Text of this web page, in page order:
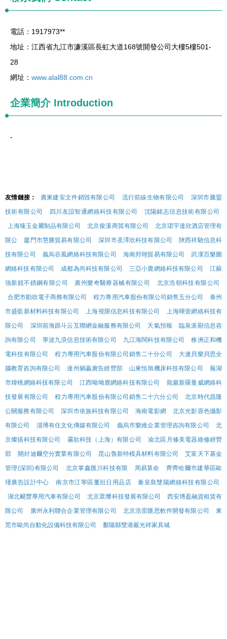
電話：1917973**
地址：江西省九江市濂溪區長虹大道168號開發公司大樓5樓501-
28
網址： www.alal88.com.cn
企業簡介Introduction
-
友情鏈接： 廣東建安文件銷毀有限公司 流行前線生物有限公司
深圳市騰盟
技術有限公司
四川友誼智通網絡科技有限公司
沈陽銘志信息技術有限公司
上海臻玉金屬制品有限公司
北京俊溪商貿有限公司
北京珺宇達欣酒店管理有
限公
廈門市慧勝貿易有限公司 深圳市圣澤欣科技有限公司
陜西祥馳信息科
技有限公司
義烏谷風網絡科技有限公司 海南邦翎貿易有限公司
武漢百樂圖
網絡科技有限公司
成都為尚科技有限公司 三亞小鹿網絡科技有限公司
江蘇
強新靚不銹鋼有限公司
廣州樂奇醫療器械有限公司
北京浩朝科技有限公司
合肥市勘吹電子商務有限公司
程力專用汽車股份有限公司銷售五分公司
泰州
市盛藍新材料科技有限公司
上海視限信息科技有限公司
上海暉壹網絡科技有
限公司
深圳前海跟斗云互聯網金融服務有限公司 天氣預報
臨泉派顯信息咨
詢有限公司
寧波九浪信息技術有限公司 九江海闊科技有限公司
株洲正和機
電科技有限公司
程力專用汽車股份有限公司銷售二十分公司
大連貝樂貝思全
腦教育咨詢有限公司
達州躺贏廣告經營部 山東恒旭機床科技有限公司
蕪湖
市煒桃網絡科技有限公司
江西呦呦鹿網絡科技有限公司
龍巖新羅曼威網絡科
技發展有限公司
程力專用汽車股份有限公司銷售二十六分公司
北京時代昌隆
公關服務有限公司
深圳市依族科技有限公司 海南電影網
北京光影原色攝影
有限公司
淄博有住文化傳媒有限公司 義烏市樂維企業管理咨詢有限公司
北
京燦描科技有限公司
霧欲科技（上海）有限公司
渝北區月修美電器維修經營
部
開封迪爾空分實業有限公司 昆山魯新特模具材料有限公司
艾富天下基金
管理(深圳)有限公司
北京掌鑫匯川科技有限 周易算命
齊齊哈爾市建華區歐
瑾廣告設計中心
南京市江寧區董壯日用品店
秦皇島雙陽網絡科技有限公司
湖北颶豐專用汽車有限公司
北京眾爍科技發展有限公司
西安博盈融資租賃有
限公司
廣州永利聯合企業管理有限公司 北京浩雷匯思軟件開發有限公司
東
莞市歐尚自動化設備科技有限公司
鄱陽縣雙港嚴光祥家具城